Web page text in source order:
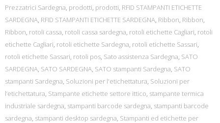
Prezzatrici Sardegna, prodotti, prodotti, RFID STAMPANTI ETICHETTE
SARDEGNA, RFID STAMPANTI ETICHETTE SARDEGNA, Ribbon, Ribbon,
Ribbon, rotoli cassa, rotoli cassa sardegna, rotoli etichette Cagliari, rotoli
etichette Cagliari, rotoli etichette Sardegna, rotoli etichette Sassari,
rotoli etichette Sassari, rotoli pos, Sato assistenza Sardegna, SATO
SARDEGNA, SATO SARDEGNA, SATO stampanti Sardegna, SATO
stampanti Sardegna, Soluzioni per l'etichettatura, Soluzioni per
l’etichettatura, Stampante etichette settore ittico, stampante termica
industriale sardegna, stampanti barcode sardegna, stampanti barcode
sardegna, stampanti desktop sardegna, Stampanti ed etichette per